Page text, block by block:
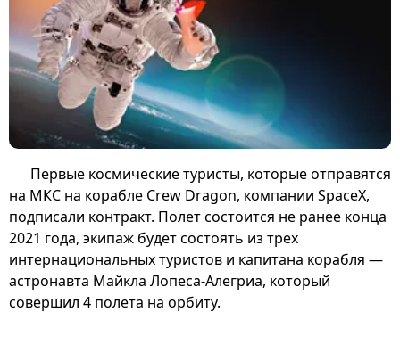
Первые космические туристы, которые отправятся
на МКС на корабле Crew Dragon, компании SpaceX,
подписали контракт. Полет состоится не ранее конца
2021 года, экипаж будет состоять из трех
интернациональных туристов и капитана корабля —
астронавта Майкла Лопеса-Алегриа, который
совершил 4 полета на орбиту.